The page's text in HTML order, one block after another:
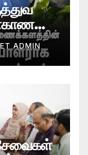
அன்டன்
ADMIN